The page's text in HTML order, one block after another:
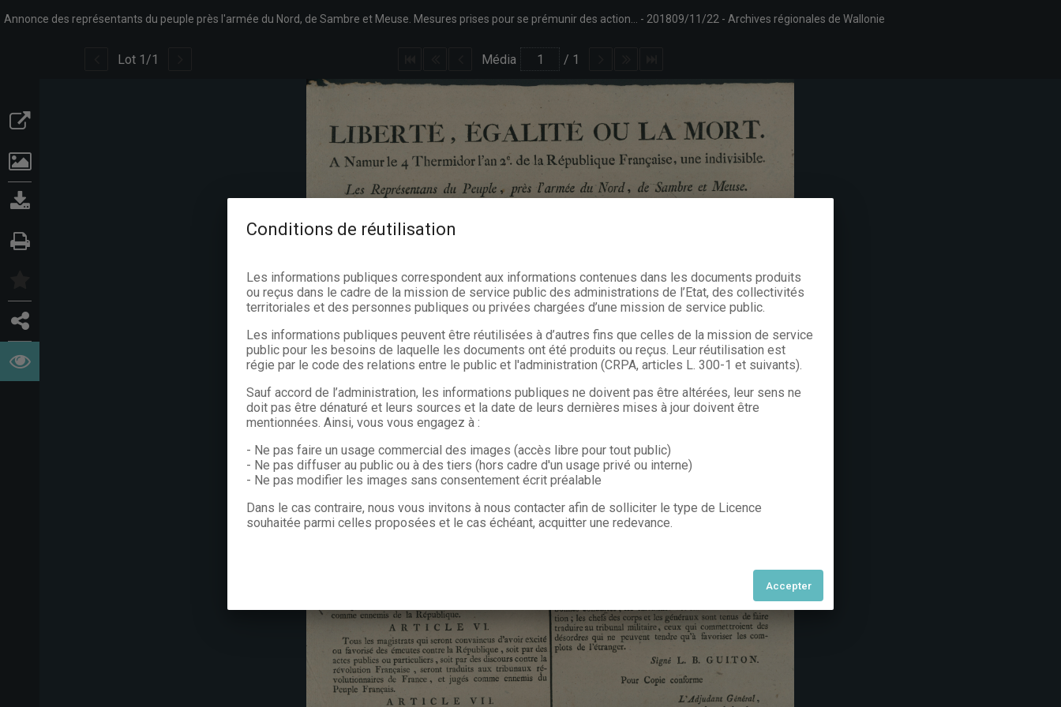
201809/11/22 Archives régionales de Wallonie
Lot 1 /1 Média / 1
Conditions de réutilisation
Les informations publiques correspondent aux informations contenues dans les documents produits
ou reçus dans le cadre de la mission de service public des administrations de l’Etat, des collectivités
territoriales et des personnes publiques ou privées chargées d’une mission de service public.
Les informations publiques peuvent être réutilisées à d’autres fins que celles de la mission de service
public pour les besoins de laquelle les documents ont été produits ou reçus. Leur réutilisation est
régie par le code des relations entre le public et l'administration (CRPA, articles L. 300-1 et suivants).
Sauf accord de l’administration, les informations publiques ne doivent pas être altérées, leur sens ne
doit pas être dénaturé et leurs sources et la date de leurs dernières mises à jour doivent être
mentionnées. Ainsi, vous vous engagez à :
- Ne pas faire un usage commercial des images (accès libre pour tout public)
- Ne pas diffuser au public ou à des tiers (hors cadre d'un usage privé ou interne)
- Ne pas modifier les images sans consentement écrit préalable
Dans le cas contraire, nous vous invitons à nous contacter afin de solliciter le type de Licence
souhaitée parmi celles proposées et le cas échéant, acquitter une redevance.